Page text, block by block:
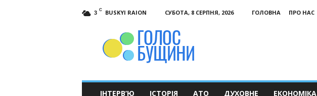
3 C BUSKYI RAION СУБОТА, 8 СЕРПНЯ, 2026 ГОЛОВНА
ПРО НАС
ІНТЕРВ’Ю ІСТОРІЯ АТО ДУХОВНЕ ЕКОНОМІКА